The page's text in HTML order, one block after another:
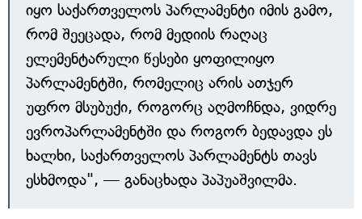
იყო საქართველოს პარლამენტი იმის გამო,
რომ შეეცადა, რომ მედიის რაღაც
ელემენტარული წესები ყოფილიყო
პარლამენტში, რომელიც არის ათჯერ
უფრო მსუბუქი, როგორც აღმოჩნდა, ვიდრე
ევროპარლამენტში და როგორ ბედავდა ეს
ხალხი, საქართველოს პარლამენტს თავს
ესხმოდა", — განაცხადა პაპუაშვილმა.